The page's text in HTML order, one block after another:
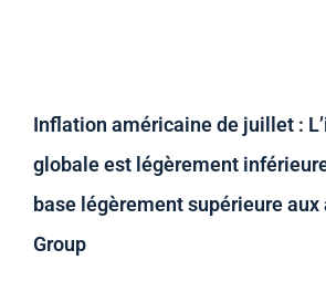
Inflation américaine de juillet :
globale est légèrement
base légèrement supérieure aux
Group